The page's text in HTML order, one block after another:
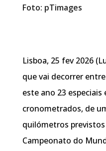
Foto: pTimages
Lisboa, 25 fev 2026
que vai decorrer
este ano 23
cronometrados, de
quilómetros
Campeonato do